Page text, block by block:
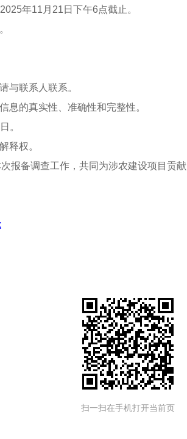
年11月21日下午6点截止。
与联系人联系。
息的真实性、准确性和完整性。
。
释权。
报备调查工作，共同为涉农建设项目贡献
扫一扫在手机打开当前页